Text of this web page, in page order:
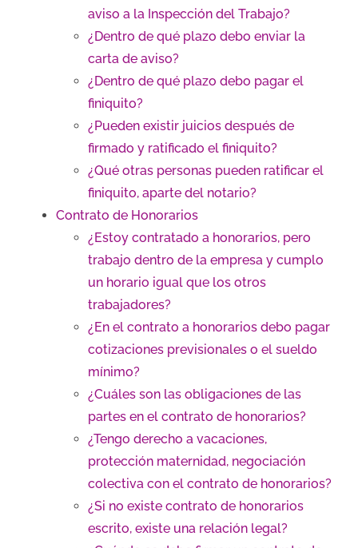
aviso a la Inspección del Trabajo?
¿Dentro de qué plazo debo enviar la
carta de aviso?
¿Dentro de qué plazo debo pagar el
finiquito?
¿Pueden existir juicios después de
firmado y ratificado el finiquito?
¿Qué otras personas pueden ratificar el
finiquito, aparte del notario?
Contrato de Honorarios
¿Estoy contratado a honorarios, pero
trabajo dentro de la empresa y cumplo
un horario igual que los otros
trabajadores?
¿En el contrato a honorarios debo pagar
cotizaciones previsionales o el sueldo
mínimo?
¿Cuáles son las obligaciones de las
partes en el contrato de honorarios?
¿Tengo derecho a vacaciones,
protección maternidad, negociación
colectiva con el contrato de honorarios?
¿Si no existe contrato de honorarios
escrito, existe una relación legal?